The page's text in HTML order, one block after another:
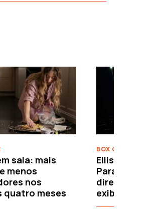
sala: mais
menos
nos
quatro meses
BOX OFFICE
Ellison leva o
directamente
exibidores